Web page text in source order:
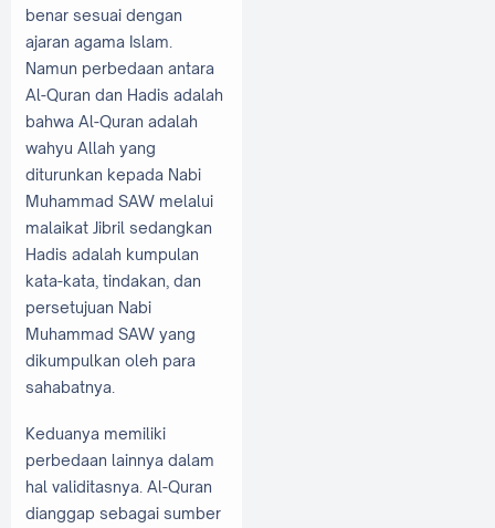
benar sesuai dengan
ajaran agama Islam.
Namun perbedaan antara
Al-Quran dan Hadis adalah
bahwa Al-Quran adalah
wahyu Allah yang
diturunkan kepada Nabi
Muhammad SAW melalui
malaikat Jibril sedangkan
Hadis adalah kumpulan
kata-kata, tindakan, dan
persetujuan Nabi
Muhammad SAW yang
dikumpulkan oleh para
sahabatnya.
Keduanya memiliki
perbedaan lainnya dalam
hal validitasnya. Al-Quran
dianggap sebagai sumber